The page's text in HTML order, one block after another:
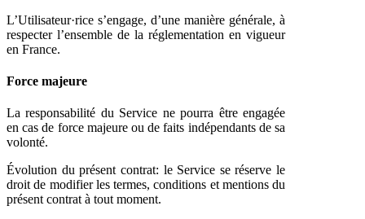
L’Utilisateur·rice s’engage, d’une manière générale, à
respecter l’ensemble de la réglementation en vigueur
en France.
Force majeure
La responsabilité du Service ne pourra être engagée
en cas de force majeure ou de faits indépendants de sa
volonté.
Évolution du présent contrat: le Service se réserve le
droit de modifier les termes, conditions et mentions du
présent contrat à tout moment.